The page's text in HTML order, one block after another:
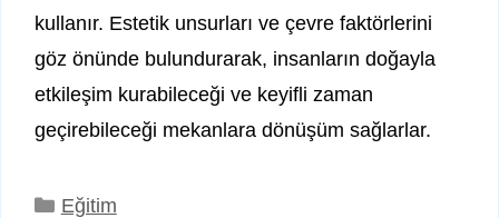
kullanır. Estetik unsurları ve çevre faktörlerini
göz önünde bulundurarak, insanların doğayla
etkileşim kurabileceği ve keyifli zaman
geçirebileceği mekanlara dönüşüm sağlarlar.
Kategoriler
Eğitim